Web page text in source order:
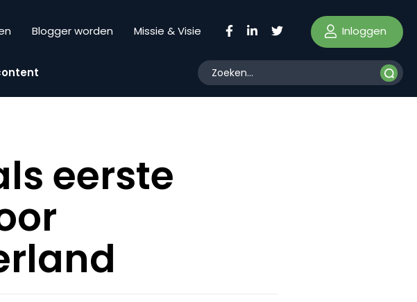
Blogger worden Missie & Visie Inloggen
eerste